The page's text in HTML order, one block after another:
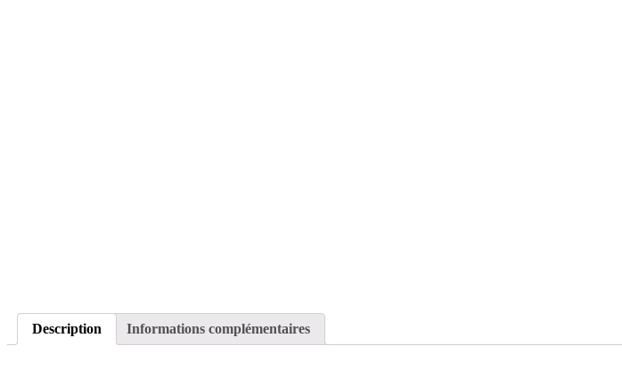
Description Informations complémentaires